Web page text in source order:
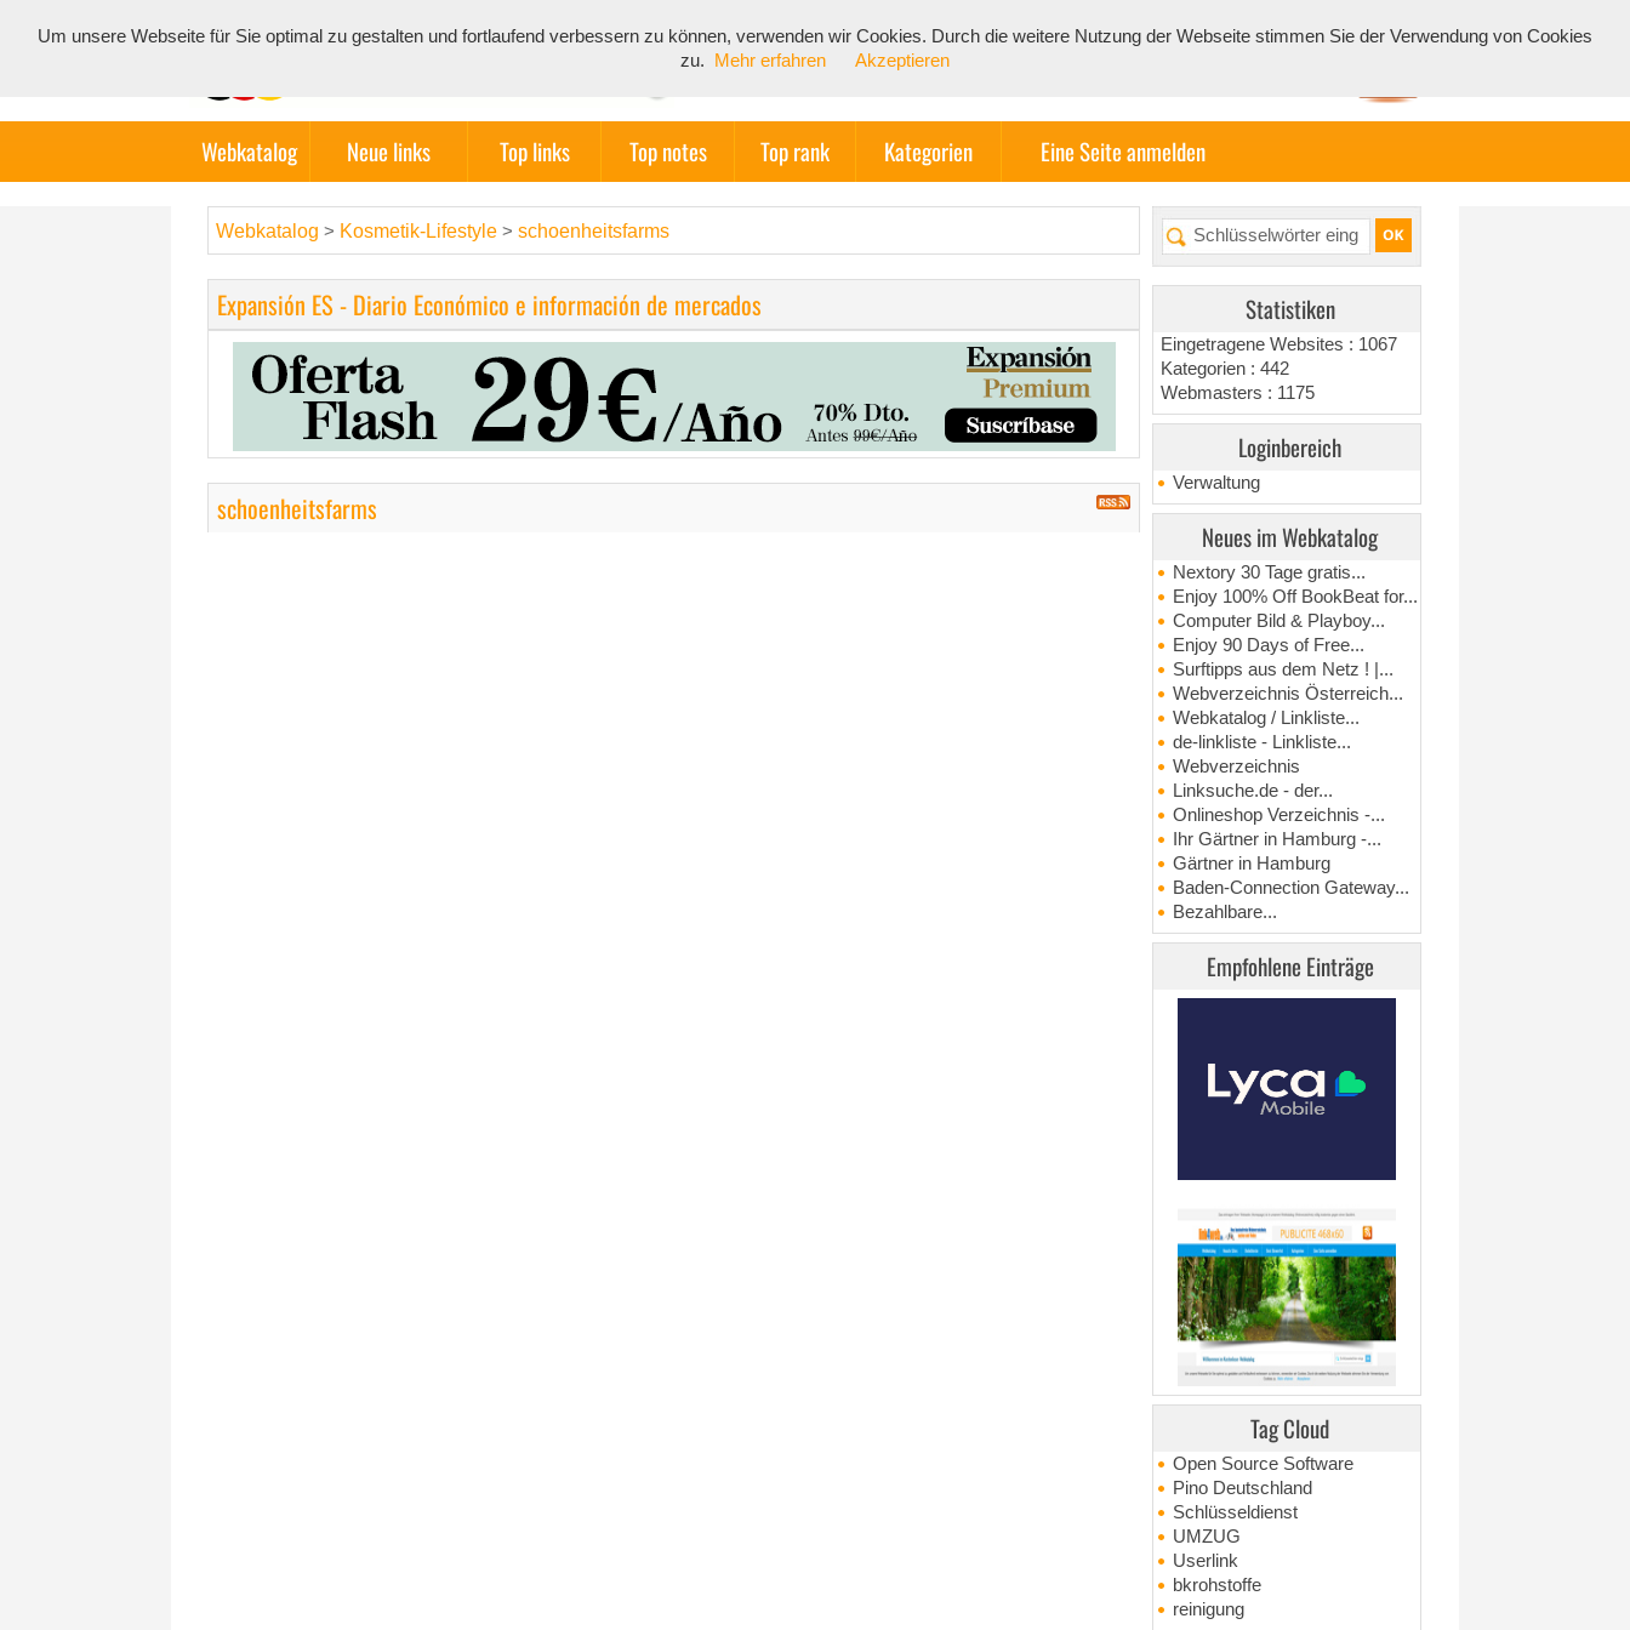
Webkatalog Neue links Top links Top notes Top rank Kategorien Eine Seite anmelden
Statistiken
Eingetragene Websites : 1067
Kategorien : 442
Webmasters : 1175
Loginbereich
Verwaltung
Neues im Webkatalog
Nextory 30 Tage gratis...
Enjoy 100% Off BookBeat for...
Computer Bild & Playboy...
Enjoy 90 Days of Free...
Surftipps aus dem Netz ! |...
Webverzeichnis Österreich...
Webkatalog / Linkliste...
de-linkliste - Linkliste...
Webverzeichnis
Linksuche.de - der...
Onlineshop Verzeichnis -...
Ihr Gärtner in Hamburg -...
Gärtner in Hamburg
Baden-Connection Gateway...
Bezahlbare...
Empfohlene Einträge
Tag Cloud
Open Source Software
Pino Deutschland
Schlüsseldienst
UMZUG
Userlink
bkrohstoffe
reinigung
Webkatalog > Kosmetik-Lifestyle > schoenheitsfarms
Expansión ES - Diario Económico e información de mercados
schoenheitsfarms
Um unsere Webseite für Sie optimal zu gestalten und fortlaufend verbessern zu können, verwenden wir Cookies. Durch die weitere Nutzung der Webseite stimmen Sie der Verwendung von Cookies
zu.
Mehr erfahren Akzeptieren